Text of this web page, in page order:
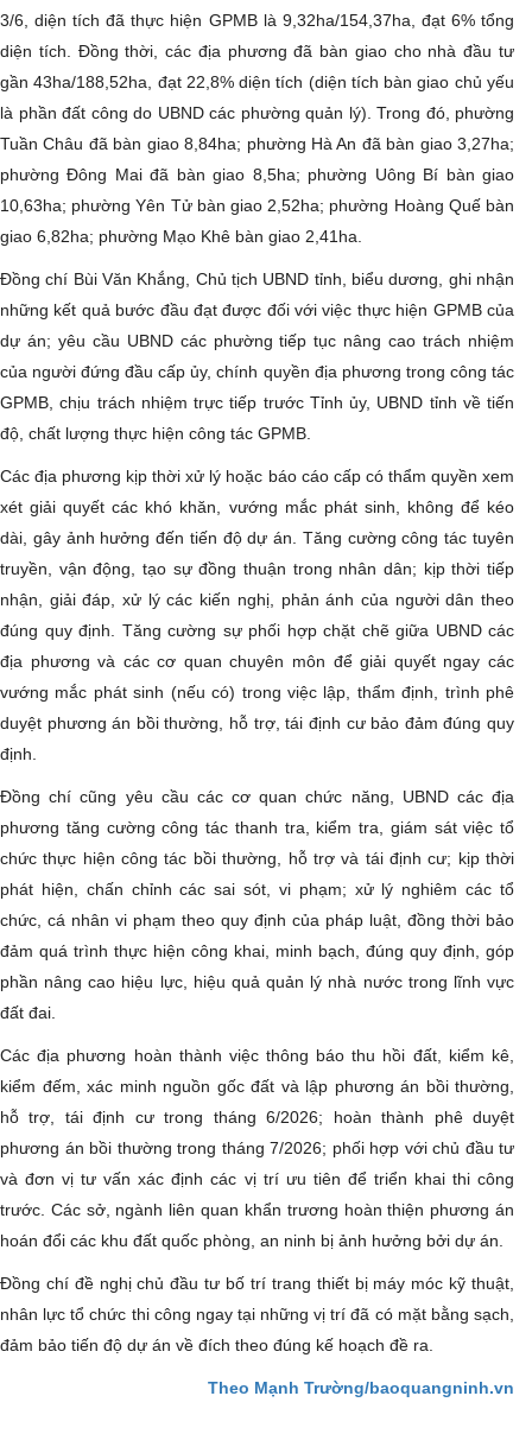
3/6, diện tích đã thực hiện GPMB là 9,32ha/154,37ha, đạt 6% tổng
diện tích. Đồng thời, các địa phương đã bàn giao cho nhà đầu tư
gần 43ha/188,52ha, đạt 22,8% diện tích (diện tích bàn giao chủ yếu
là phần đất công do UBND các phường quản lý). Trong đó, phường
Tuần Châu đã bàn giao 8,84ha; phường Hà An đã bàn giao 3,27ha;
phường Đông Mai đã bàn giao 8,5ha; phường Uông Bí bàn giao
10,63ha; phường Yên Tử bàn giao 2,52ha; phường Hoàng Quế bàn
giao 6,82ha; phường Mạo Khê bàn giao 2,41ha.
Đồng chí Bùi Văn Khắng, Chủ tịch UBND tỉnh, biểu dương, ghi nhận
những kết quả bước đầu đạt được đối với việc thực hiện GPMB của
dự án; yêu cầu UBND các phường tiếp tục nâng cao trách nhiệm
của người đứng đầu cấp ủy, chính quyền địa phương trong công tác
GPMB, chịu trách nhiệm trực tiếp trước Tỉnh ủy, UBND tỉnh về tiến
độ, chất lượng thực hiện công tác GPMB.
Các địa phương kịp thời xử lý hoặc báo cáo cấp có thẩm quyền xem
xét giải quyết các khó khăn, vướng mắc phát sinh, không để kéo
dài, gây ảnh hưởng đến tiến độ dự án. Tăng cường công tác tuyên
truyền, vận động, tạo sự đồng thuận trong nhân dân; kịp thời tiếp
nhận, giải đáp, xử lý các kiến nghị, phản ánh của người dân theo
đúng quy định. Tăng cường sự phối hợp chặt chẽ giữa UBND các
địa phương và các cơ quan chuyên môn để giải quyết ngay các
vướng mắc phát sinh (nếu có) trong việc lập, thẩm định, trình phê
duyệt phương án bồi thường, hỗ trợ, tái định cư bảo đảm đúng quy
định.
Đồng chí cũng yêu cầu các cơ quan chức năng, UBND các địa
phương tăng cường công tác thanh tra, kiểm tra, giám sát việc tổ
chức thực hiện công tác bồi thường, hỗ trợ và tái định cư; kịp thời
phát hiện, chấn chỉnh các sai sót, vi phạm; xử lý nghiêm các tổ
chức, cá nhân vi phạm theo quy định của pháp luật, đồng thời bảo
đảm quá trình thực hiện công khai, minh bạch, đúng quy định, góp
phần nâng cao hiệu lực, hiệu quả quản lý nhà nước trong lĩnh vực
đất đai.
Các địa phương hoàn thành việc thông báo thu hồi đất, kiểm kê,
kiểm đếm, xác minh nguồn gốc đất và lập phương án bồi thường,
hỗ trợ, tái định cư trong tháng 6/2026; hoàn thành phê duyệt
phương án bồi thường trong tháng 7/2026; phối hợp với chủ đầu tư
và đơn vị tư vấn xác định các vị trí ưu tiên để triển khai thi công
trước. Các sở, ngành liên quan khẩn trương hoàn thiện phương án
hoán đổi các khu đất quốc phòng, an ninh bị ảnh hưởng bởi dự án.
Đồng chí đề nghị chủ đầu tư bố trí trang thiết bị máy móc kỹ thuật,
nhân lực tổ chức thi công ngay tại những vị trí đã có mặt bằng sạch,
đảm bảo tiến độ dự án về đích theo đúng kế hoạch đề ra.
Theo Mạnh Trường/baoquangninh.vn